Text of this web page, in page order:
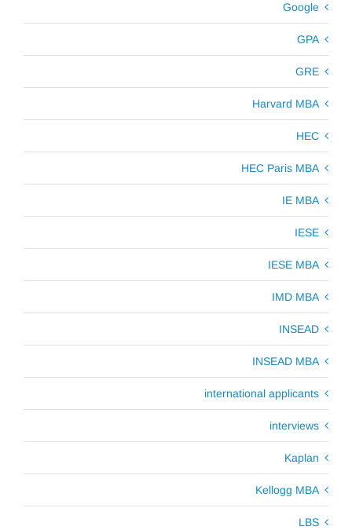
Google
GPA
GRE
Harvard MBA
HEC
HEC Paris MBA
IE MBA
IESE
IESE MBA
IMD MBA
INSEAD
INSEAD MBA
international applicants
interviews
Kaplan
Kellogg MBA
LBS